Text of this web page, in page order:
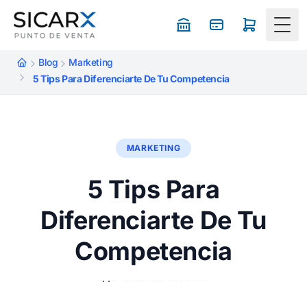
Blog
Marketing
5 Tips Para Diferenciarte De Tu Competencia
MARKETING
5 Tips Para
Diferenciarte De Tu
Competencia